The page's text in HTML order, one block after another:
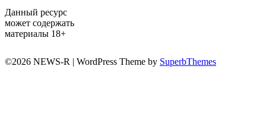
Данный ресурс
может содержать
материалы 18+
©2026 NEWS-R | WordPress Theme by SuperbThemes